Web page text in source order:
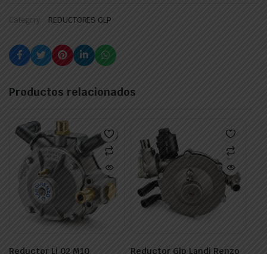
Category: REDUCTORES GLP
Productos relacionados
Reductor Li 02 M10
Reductor Glp Landi Renzo